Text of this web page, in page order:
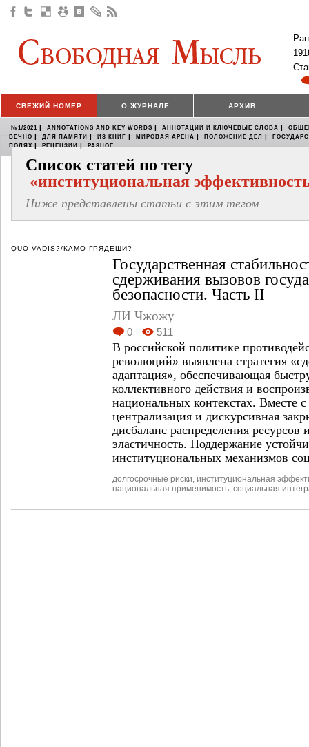
СВЕЖИЙ НОМЕР О ЖУРНАЛЕ АРХИВ
№1/2021 | ANNOTATIONS AND KEY WORDS | АННОТАЦИИ И КЛЮЧЕВЫЕ СЛОВА |
ВЕЧНО | ДЛЯ ПАМЯТИ | ИЗ КНИГ | МИРОВАЯ АРЕНА | ПОЛОЖЕНИЕ ДЕЛ |
ПОЛЯХ | РЕЦЕНЗИИ | РАЗНОЕ
Список статей по тегу
«институциональная
Ниже представлены статьи с этим тегом
QUO VADIS?/КАМО ГРЯДЕШИ?
Государственная
сдерживания вызовов
безопасности. Часть II
ЛИ Чжожу
0 511
В российской политике
революций» выявлена стратегия
адаптация», обеспечивающая
коллективного действия и
национальных контекстах. Вместе
централизация и дискурсивная
дисбаланс распределения
эластичность. Поддержание
институциональных механизмов
долгосрочные риски институциональная
национальная применимость социальная